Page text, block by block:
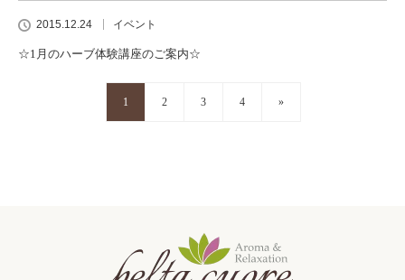
2015.12.24 イベント
☆1月のハーブ体験講座のご案内☆
1 2 3 4 »